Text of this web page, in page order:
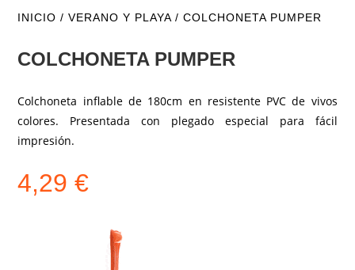
INICIO /VERANO Y PLAYA / COLCHONETA PUMPER
COLCHONETA PUMPER
Colchoneta inflable de 180cm en resistente PVC de vivos
colores. Presentada con plegado especial para fácil
impresión.
4,29€